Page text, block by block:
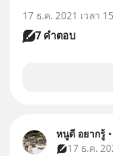
17 ธ.ค. 2021 เวลา
7 คำตอบ
หนูดี อยากรู้ •
17 ธ.ค.